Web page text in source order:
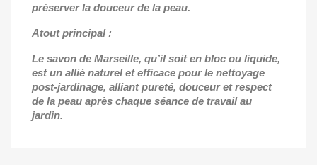
préserver la douceur de la peau.
Atout principal :
Le savon de Marseille, qu’il soit en bloc ou liquide,
est un allié naturel et efficace pour le nettoyage
post-jardinage, alliant pureté, douceur et respect
de la peau après chaque séance de travail au
jardin.